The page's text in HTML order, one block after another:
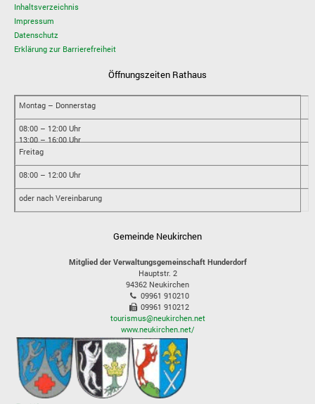
Inhaltsverzeichnis
Impressum
Datenschutz
Erklärung zur Barrierefreiheit
Öffnungszeiten Rathaus
Montag – Donnerstag
08:00 – 12:00 Uhr
13:00 – 16:00 Uhr
Freitag
08:00 – 12:00 Uhr
oder nach Vereinbarung
Gemeinde Neukirchen
Mitglied der Verwaltungsgemeinschaft Hunderdorf
Hauptstr. 2
94362 Neukirchen
09961 910210
09961 910212
tourismus@neukirchen.net
www.neukirchen.net/